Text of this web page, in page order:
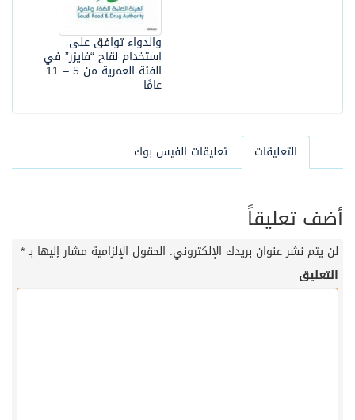
والدواء توافق على
استخدام لقاح “فايزر” في
الفئة العمرية من 5 – 11
عامًا
التعليقات تعليقات الفيس بوك
أضف تعليقاً
لن يتم نشر عنوان بريدك الإلكتروني. الحقول الإلزامية مشار إليها بـ*
التعليق